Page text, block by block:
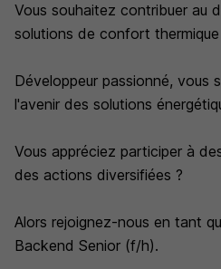
Vous souhaitez contribuer au
solutions de confort thermique
Développeur passionné, vous
l'avenir des solutions
Vous appréciez participer à
des actions diversifiées ?
Alors rejoignez-nous en tant
Backend Senior (f/h).